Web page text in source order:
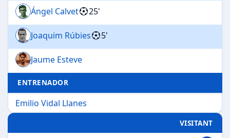
Ángel Calvet 25'
Joaquim Rúbies 5'
Jaume Esteve
ENTRENADOR
Emilio Vidal Llanes
VISITANT